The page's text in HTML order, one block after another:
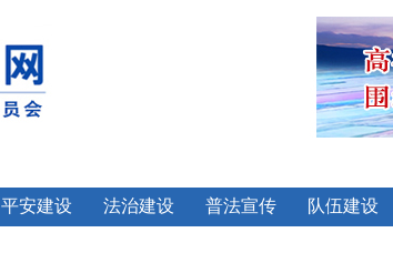
平安建设 法治建设 普法宣传 队伍建设